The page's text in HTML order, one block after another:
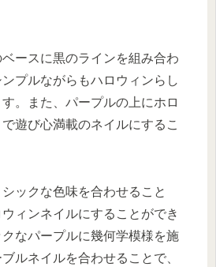
ースに黒のラインを組み合わ
プルながらもハロウィンらし
。また、パープルの上にホロ
遊び心満載のネイルにするこ
ックな色味を合わせること
ィンネイルにすることができ
なパープルに幾何学模様を施
ルネイルを合わせることで、